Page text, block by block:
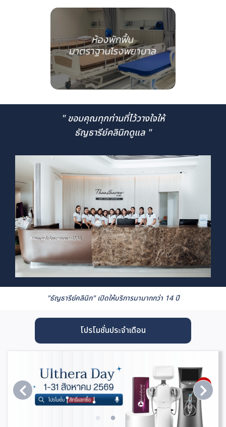
" ขอบคุณทุกท่านที่ไว้วางใจให้
ธัญธารีย์คลินิกดูแล "
"ธัญธารีย์คลินิก" เปิดให้บริการมามากกว่า 14 ปี
โปรโมชั่นประจำเดือน